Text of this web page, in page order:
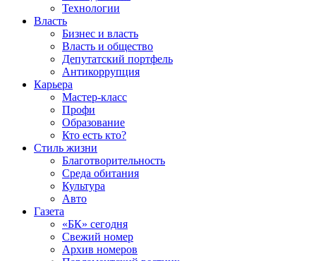
Технологии
Власть
Бизнес и власть
Власть и общество
Депутатский портфель
Антикоррупция
Карьера
Мастер-класс
Профи
Образование
Кто есть кто?
Стиль жизни
Благотворительность
Среда обитания
Культура
Авто
Газета
«БК» сегодня
Свежий номер
Архив номеров